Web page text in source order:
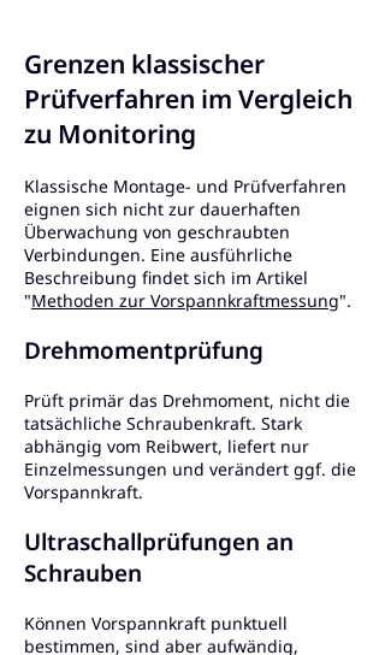
Grenzen klassischer
Prüfverfahren im Vergleich
zu Monitoring
Klassische Montage- und Prüfverfahren
eignen sich nicht zur dauerhaften
Überwachung von geschraubten
Verbindungen. Eine ausführliche
Beschreibung findet sich im Artikel
"Methoden zur Vorspannkraftmessung".
Drehmomentprüfung
Prüft primär das Drehmoment, nicht die
tatsächliche Schraubenkraft. Stark
abhängig vom Reibwert, liefert nur
Einzelmessungen und verändert ggf. die
Vorspannkraft.
Ultraschallprüfungen an
Schrauben
Können Vorspannkraft punktuell
bestimmen, sind aber aufwändig,